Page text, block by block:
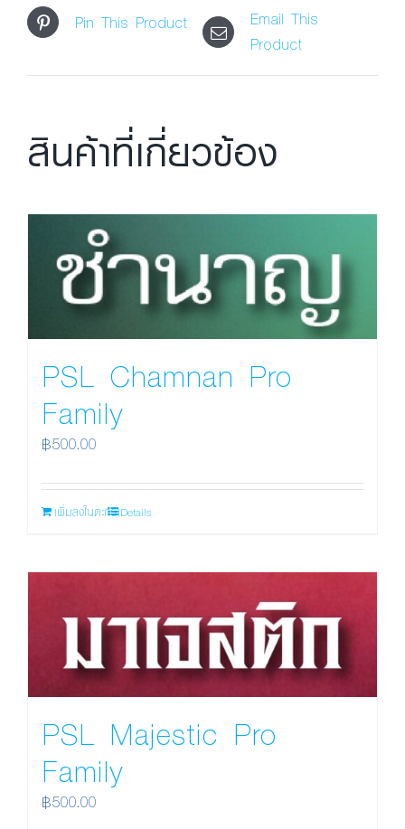
Pin This Product
Email This
Product
สินค้าที่เกี่ยวข้อง
PSL Chamnan Pro
Family
฿500.00
เพิ่มลงในตะกร้าDetails
PSL Majestic Pro
Family
฿500.00